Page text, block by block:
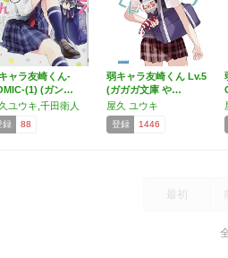
ャラ友崎くん-
(1) (ガン…
ユウキ,千田衛人
録 88
弱キャラ友崎くん Lv.5
(ガガガ文庫 や…
屋久 ユウキ
登録 1446
最初